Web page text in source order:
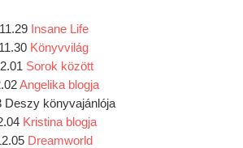
Insane Life
Könyvvilág
Sorok között
Angelika blogja
Deszy könyvajánlója
Kristina blogja
Dreamworld